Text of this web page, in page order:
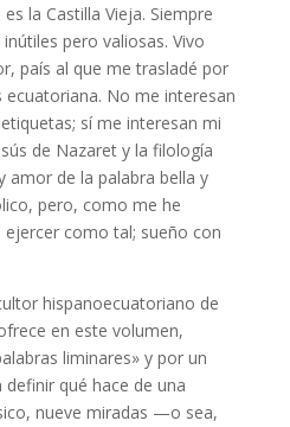
la Castilla Vieja. Siempre
pero valiosas. Vivo
país al que me trasladé por
No me interesan
sí me interesan mi
de Nazaret y la filología
amor de la palabra bella y
pero, como me he
como tal; sueño con
hispanoecuatoriano de
en este volumen,
liminares» y por un
qué hace de una
nueve miradas —o sea,